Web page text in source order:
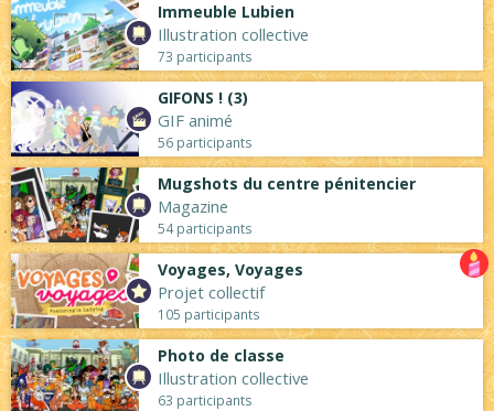
Immeuble Lubien
Illustration collective
73 participants
GIFONS ! (3)
GIF animé
56 participants
Mugshots du centre pénitencier
Magazine
54 participants
Voyages, Voyages
Projet collectif
105 participants
Photo de classe
Illustration collective
63 participants